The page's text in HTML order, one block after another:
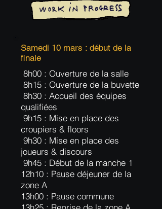
Samedi 10 mars : début de la
finale
8h00 : Ouverture de la salle
8h15 : Ouverture de la buvette
8h30 : Accueil des équipes
qualifiées
9h15 : Mise en place des
croupiers & floors
9h30 : Mise en place des
joueurs & discours
9h45 : Début de la manche 1
12h10 : Pause déjeuner de la
zone A
13h00 : Pause commune